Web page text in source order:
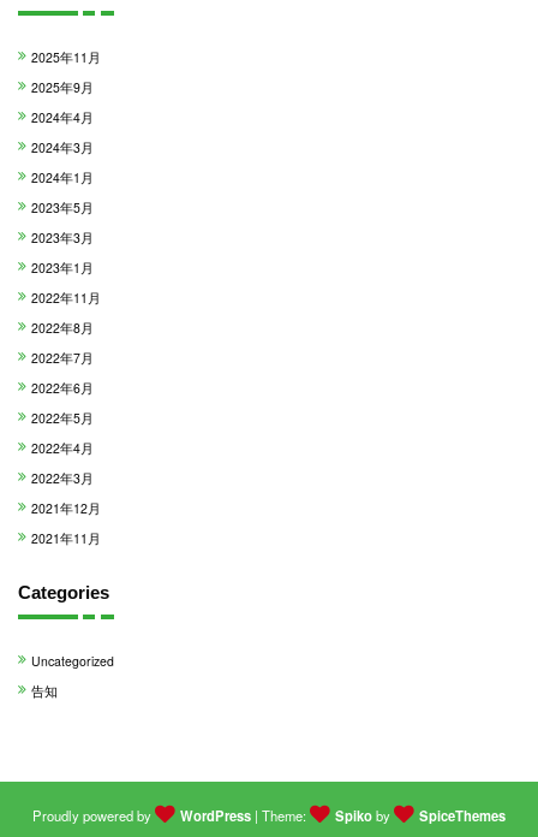
2025年11月
2025年9月
2024年4月
2024年3月
2024年1月
2023年5月
2023年3月
2023年1月
2022年11月
2022年8月
2022年7月
2022年6月
2022年5月
2022年4月
2022年3月
2021年12月
2021年11月
Categories
Uncategorized
告知
Proudly powered by WordPress | Theme: Spikoby SpiceThemes